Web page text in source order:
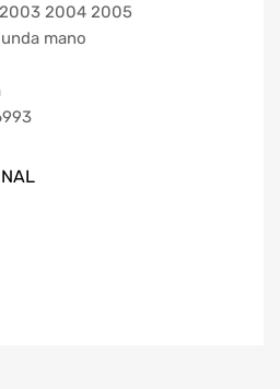
2004 2005
mano